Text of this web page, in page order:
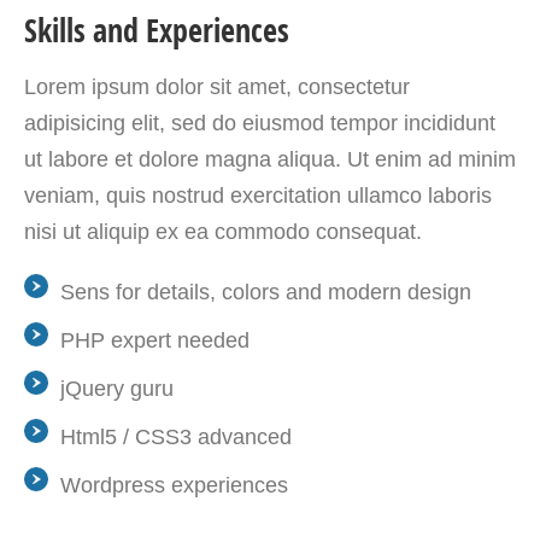
Skills and Experiences
Lorem ipsum dolor sit amet, consectetur
adipisicing elit, sed do eiusmod tempor incididunt
ut labore et dolore magna aliqua. Ut enim ad minim
veniam, quis nostrud exercitation ullamco laboris
nisi ut aliquip ex ea commodo consequat.
Sens for details, colors and modern design
PHP expert needed
jQuery guru
Html5 / CSS3 advanced
Wordpress experiences